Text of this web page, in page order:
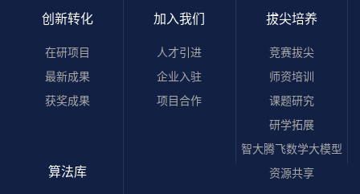
创新转化
在研项目
最新成果
获奖成果
加入我们
人才引进
企业入驻
项目合作
拔尖培养
竞赛拔尖
师资培训
课题研究
研学拓展
智大腾飞数学大模型
资源共享
算法库